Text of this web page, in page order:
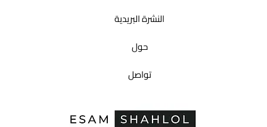
النشرة البريدية
حول
تواصل